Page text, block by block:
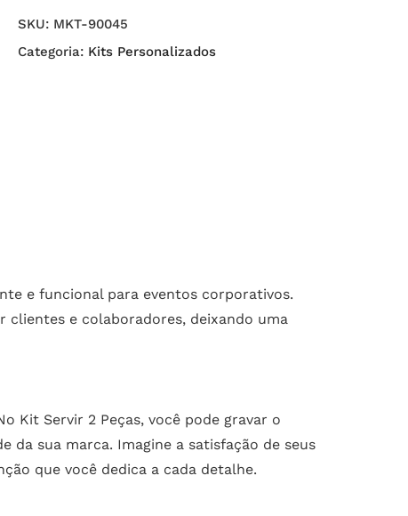
SKU: MKT-90045
Categoria: Kits Personalizados
e funcional para eventos corporativos.
clientes e colaboradores, deixando uma
Kit Servir 2 Peças, você pode gravar o
da sua marca. Imagine a satisfação de seus
que você dedica a cada detalhe.